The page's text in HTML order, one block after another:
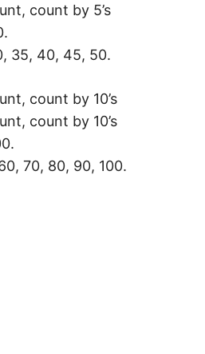
count by 5’s
35, 40, 45, 50.
count by 10’s
count by 10’s
70, 80, 90, 100.